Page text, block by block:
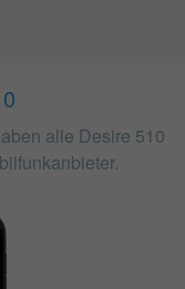
alle Desire 510